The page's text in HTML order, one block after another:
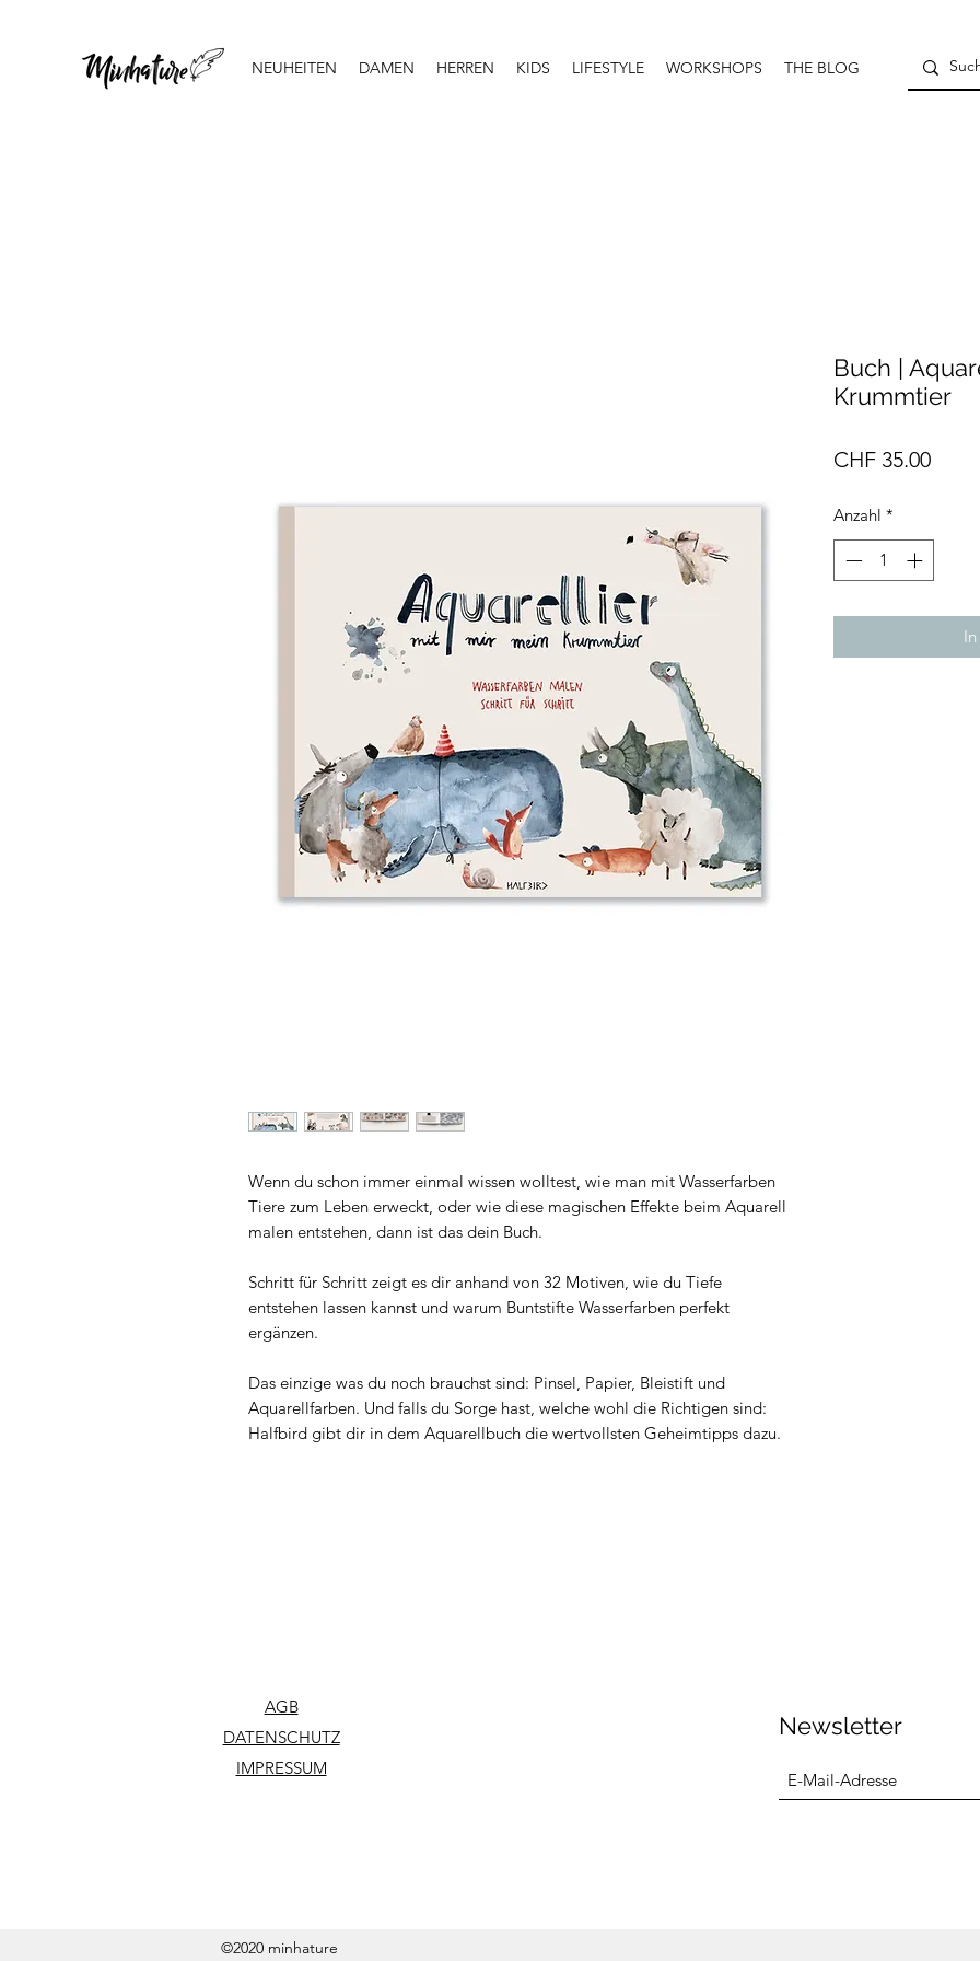
NEUHEITEN DAMEN HERREN KIDS LIFESTYLE WORKSHOPS THE BLOG
Wenn du schon immer einmal wissen wolltest, wie man mit Wasserfarben
Tiere zum Leben erweckt, oder wie diese magischen Effekte beim Aquarell
malen entstehen, dann ist das dein Buch.
Schritt für Schritt zeigt es dir anhand von 32 Motiven, wie du Tiefe
entstehen lassen kannst und warum Buntstifte Wasserfarben perfekt
ergänzen.
Das einzige was du noch brauchst sind: Pinsel, Papier, Bleistift und
Aquarellfarben. Und falls du Sorge hast, welche wohl die Richtigen sind:
Halfbird gibt dir in dem Aquarellbuch die wertvollsten Geheimtipps dazu.
Buch |
Krummtier
CHF 35.00Preis
Anzahl *
AGB
DATENSCHUTZ
IMPRESSUM
Newsletter
©2020 minhature